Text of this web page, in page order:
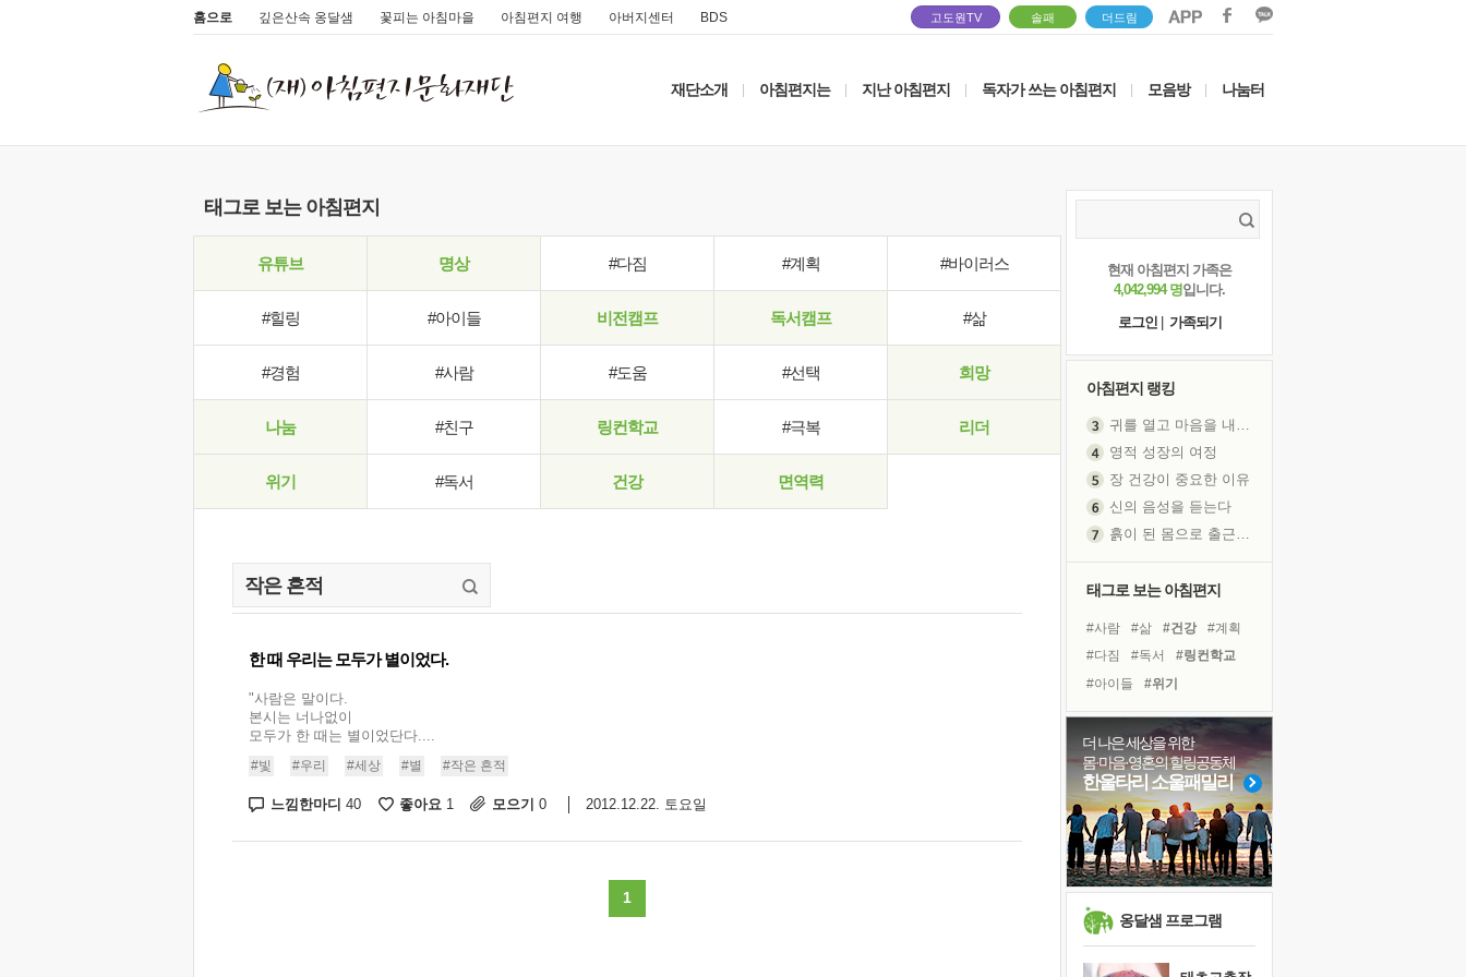
홈으로 깊은산속 옹달샘 꽃피는 아침마을 아침편지 여행 아버지센터 BDS 고도원TV 솔패 더드림
재단소개 아침편지는 지난 아침편지 독자가 쓰는 아침편지 모음방 나눔터
태그로 보는 아침편지
유튜브 명상 #다짐 #계획 #바이러스
#힐링 #아이들 비전캠프 독서캠프 #삶
#경험 #사람 #도움 #선택 희망
나눔 #친구 링컨학교 #극복 리더
위기 #독서 건강 면역력
한 때 우리는 모두가 별이었다.
"사람은 말이다.
본시는 너나없이
모두가 한 때는 별이었단다....
#빛 #우리 #세상 #별 #작은 흔적
느낌한마디 40 좋아요 1 모으기 0 2012.12.22. 토요일
1
현재 아침편지 가족은
4,042,994 명입니다.
로그인
가족되기
아침편지 랭킹
귀를 열고 마음을 내어주고
영적 성장의 여정
장 건강이 중요한 이유
신의 음성을 듣는다
흙이 된 몸으로 출근하는 여자
졸업식 사진을 보며
아픈 아버지를 위한 공간 설계
극심한 변비, 어깨결림, 수면 장애
보고 싶은 어머니
유년 시절의 부산 영도 바다
못된 꼰대들
거울 속의 나
희망이란
'모른다'는 것
태그로 보는 아침편지
#사람 #삶 #건강
#계획
#다짐
#독서
#링컨학교
#아이들
#위기
#친구
#희망
#극복
#명상
#면역력
#나눔
#유튜브
#선택
#리더
#비전캠프
#도움
#독서캠프
더 나은 세상을 위한
몸·마음·영혼의 힐링공동체
한울타리 소울패밀리
옹달샘 프로그램